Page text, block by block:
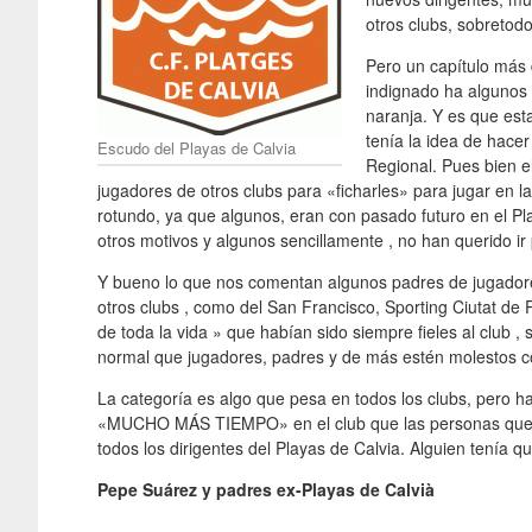
Escudo del Playas de Calvia
otros clubs,
Pero un capítulo
indignado ha
naranja. Y es que
tenía la idea de
Regional. Pues bien
jugadores de otros clubs para «ficharles» para jugar en
rotundo, ya que algunos, eran con pasado futuro en el
otros motivos y algunos sencillamente , no han querido
Y bueno lo que nos comentan algunos padres de
otros clubs , como del San Francisco, Sporting Ciutat
de toda la vida » que habían sido siempre fieles al club
normal que jugadores, padres y de más estén molestos
La categoría es algo que pesa en todos los clubs, pero
«MUCHO MÁS TIEMPO» en el club que las personas
todos los dirigentes del Playas de Calvia. Alguien tenía
Pepe Suárez y padres ex-Playas de Calvià